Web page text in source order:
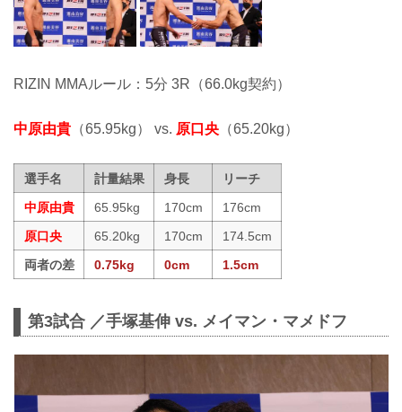
RIZIN MMAルール：5分 3R（66.0kg契約）
中原由貴 （65.95kg） vs. 原口央 （65.20kg）
選手名 計量結果 身長
リーチ
中原由貴
65.95kg 170cm
176cm
原口央
65.20kg 170cm
174.5cm
両者の差
0.75kg 0cm 1.5cm
第3試合 ／手塚基伸 vs. メイマン・マメドフ